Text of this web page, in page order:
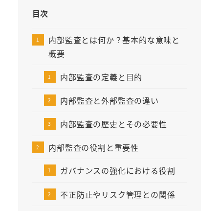
目次
内部監査とは何か？基本的な意味と
概要
内部監査の定義と目的
内部監査と外部監査の違い
内部監査の歴史とその必要性
内部監査の役割と重要性
ガバナンスの強化における役割
不正防止やリスク管理との関係